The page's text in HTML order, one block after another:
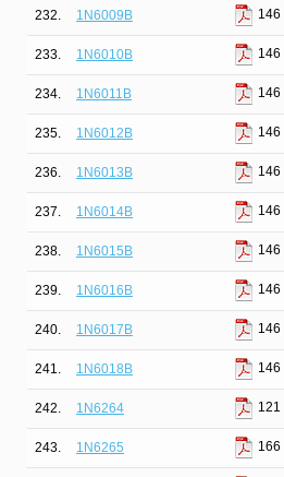
232. 1N6009B 146
233. 1N6010B 146
234. 1N6011B 146
235. 1N6012B 146
236. 1N6013B 146
237. 1N6014B 146
238. 1N6015B 146
239. 1N6016B 146
240. 1N6017B 146
241. 1N6018B 146
242. 1N6264 121
243. 1N6265 166